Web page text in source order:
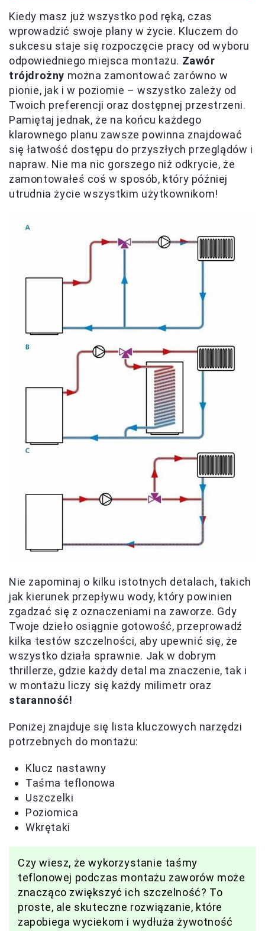
Kiedy masz już wszystko pod ręką, czas
wprowadzić swoje plany w życie. Kluczem do
sukcesu staje się rozpoczęcie pracy od wyboru
odpowiedniego miejsca montażu. Zawór
trójdrożny można zamontować zarówno w
pionie, jak i w poziomie – wszystko zależy od
Twoich preferencji oraz dostępnej przestrzeni.
Pamiętaj jednak, że na końcu każdego
klarownego planu zawsze powinna znajdować
się łatwość dostępu do przyszłych przeglądów i
napraw. Nie ma nic gorszego niż odkrycie, że
zamontowałeś coś w sposób, który później
utrudnia życie wszystkim użytkownikom!
Nie zapominaj o kilku istotnych detalach, takich
jak kierunek przepływu wody, który powinien
zgadzać się z oznaczeniami na zaworze. Gdy
Twoje dzieło osiągnie gotowość, przeprowadź
kilka testów szczelności, aby upewnić się, że
wszystko działa sprawnie. Jak w dobrym
thrillerze, gdzie każdy detal ma znaczenie, tak i
w montażu liczy się każdy milimetr oraz
staranność!
Poniżej znajduje się lista kluczowych narzędzi
potrzebnych do montażu:
Klucz nastawny
Taśma teflonowa
Uszczelki
Poziomica
Wkrętaki
Czy wiesz, że wykorzystanie taśmy
teflonowej podczas montażu zaworów może
znacząco zwiększyć ich szczelność? To
proste, ale skuteczne rozwiązanie, które
zapobiega wyciekom i wydłuża żywotność